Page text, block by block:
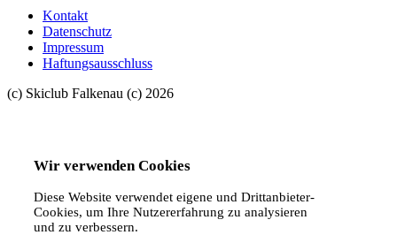
Kontakt
Datenschutz
Impressum
Haftungsausschluss
(c) Skiclub Falkenau (c) 2026
Wir verwenden Cookies
Diese Website verwendet eigene und Drittanbieter-
Cookies, um Ihre Nutzererfahrung zu analysieren
und zu verbessern.